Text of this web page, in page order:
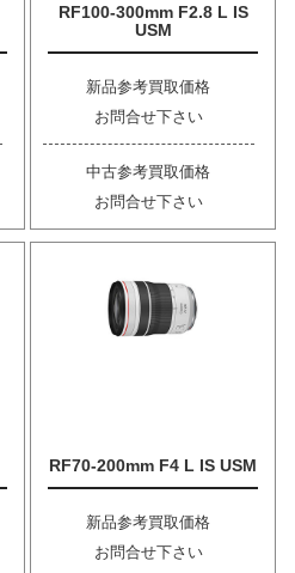
RF100-300mm F2.8 L IS
USM
新品参考買取価格
お問合せ下さい
中古参考買取価格
お問合せ下さい
RF70-200mm F4 L IS USM
新品参考買取価格
お問合せ下さい